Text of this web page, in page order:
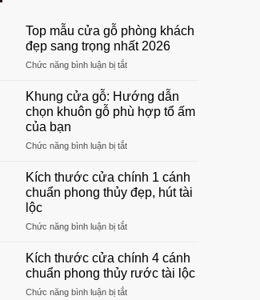
Top mẫu cửa gỗ phòng khách
đẹp sang trọng nhất 2026
Chức năng bình luận bị tắtở
mẫu
cửa
gỗ
khách
sang
trọng
nhất
Khung cửa gỗ: Hướng dẫn
chọn khuôn gỗ phù hợp tổ ấm
của bạn
Chức năng bình luận bị tắtở
cửa
gỗ:
Hướng
chọn
gỗ
hợp
tổ
Kích thước cửa chính 1 cánh
chuẩn phong thủy đẹp, hút tài
lộc
Chức năng bình luận bị tắtở
thước
chính
1
Kích thước cửa chính 4 cánh
chuẩn phong thủy rước tài lộc
Chức năng bình luận bị tắtở